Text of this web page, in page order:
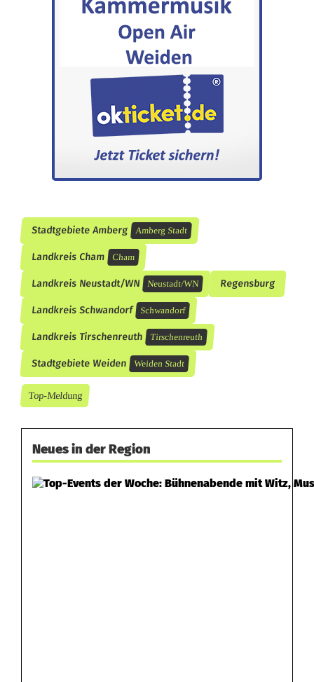
Stadtgebiete Amberg Amberg Stadt
Landkreis Cham Cham
Landkreis Neustadt/WN Neustadt/WN Regensburg
Landkreis Schwandorf Schwandorf
Landkreis Tirschenreuth Tirschenreuth
Stadtgebiete Weiden Weiden Stadt
Top-Meldung
Neues in der Region